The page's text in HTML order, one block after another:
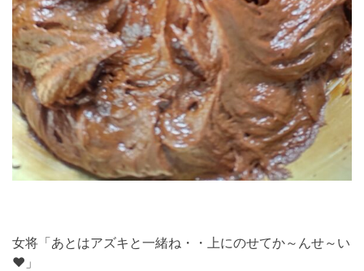
女将「あとはアズキと一緒ね・・上にのせてか～んせ～い
❤」